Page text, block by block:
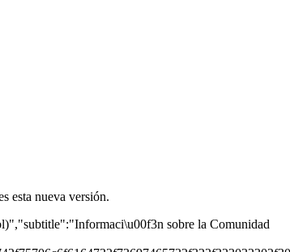
esta nueva versión.
sobre la Comunidad